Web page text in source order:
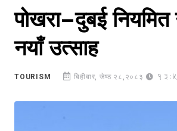
पोखरा–दुबई
नयाँ उत्साह
TOURISM बिहीबार, जेष्ठ २८,२०८३